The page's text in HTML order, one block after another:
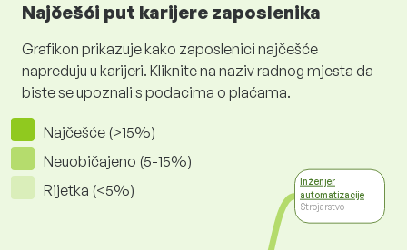
Najčešći put karijere zaposlenika
Grafikon prikazuje kako zaposlenici najčešće
napreduju u karijeri. Kliknite na naziv radnog mjesta da
biste se upoznali s podacima o plaćama.
Najčešće (>15%)
Neuobičajeno (5-15%)
Rijetka (<5%)
Inženjer
automatizacije
Strojarstvo